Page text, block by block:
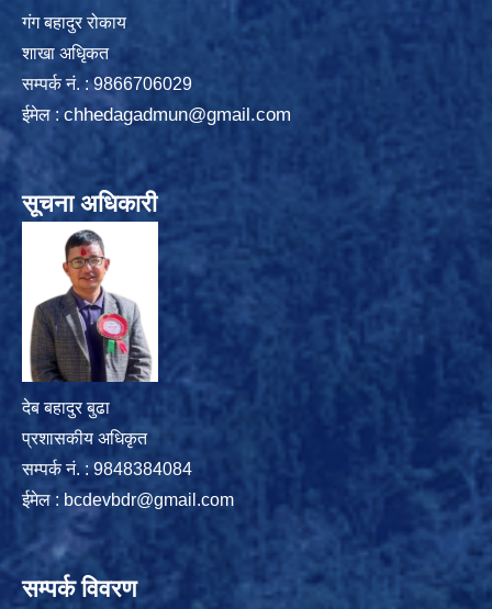
गंग बहादुर रोकाय
शाखा अधिृकत
सम्पर्क न‌ं. : 9866706029
ईमेल : chhedagadmun@gmail.com
सूचना अधिकारी
देब बहादुर बुढा
प्रशासकीय अधिकृत
सम्पर्क नं. : 9848384084
ईमेल : bcdevbdr@gmail.com
सम्पर्क विवरण